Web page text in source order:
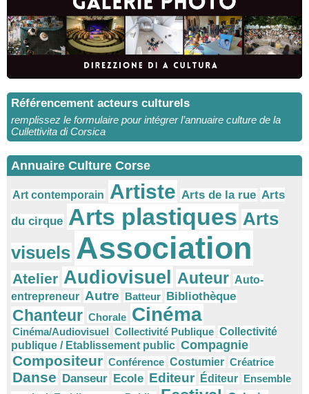
Référencement acteurs culturels
remplissez le formulaire pour intégrer l’annuaire culture de la
Cullettivita di Corsica
Annuaire Culture Corse
Art contemporain Artiste Arts de la rue Arts
du cirque Arts plastiques Arts
visuels Association
Atelier Audiovisuel Auteur Auto-
entrepreneur Autre Batteur Bibliothèque
Chanteur Chorale Cinéma
Cinéma/Audiovisuel Collectivité Publique Collectivité
publique / Etablissement public Compagnie
Compositeur Conférence Costumier Créatrice
Danse Danseur Ecole Editeur Éditeur Ensemble